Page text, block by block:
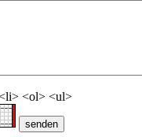
<ol> <ul>